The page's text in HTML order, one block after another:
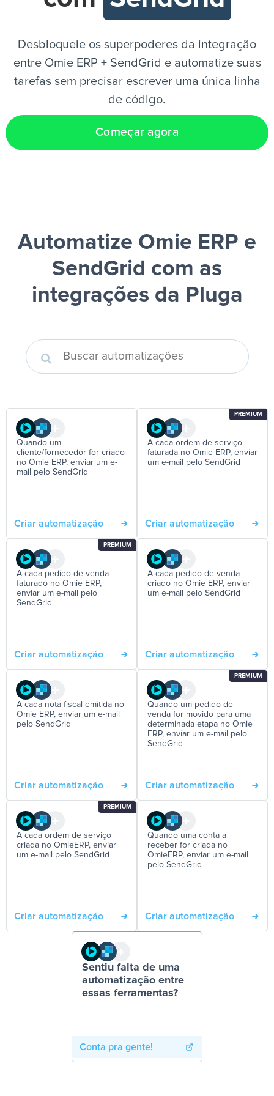
Desbloqueie os superpoderes da integração
entre Omie ERP + SendGrid e automatize suas
tarefas sem precisar escrever uma única linha
de código.
Começar agora
Automatize Omie ERP e
SendGrid com as
integrações da Pluga
Quando um
cliente/fornecedor for criado
no Omie ERP, enviar um e-
mail pelo SendGrid
Criar automatização
PREMIUM
A cada ordem de serviço
faturada no Omie ERP, enviar
um e-mail pelo SendGrid
Criar automatização
PREMIUM
A cada pedido de venda
faturado no Omie ERP,
enviar um e-mail pelo
SendGrid
Criar automatização
A cada pedido de venda
criado no Omie ERP, enviar
um e-mail pelo SendGrid
Criar automatização
A cada nota fiscal emitida no
Omie ERP, enviar um e-mail
pelo SendGrid
Criar automatização
PREMIUM
Quando um pedido de
venda for movido para uma
determinada etapa no Omie
ERP, enviar um e-mail pelo
SendGrid
Criar automatização
PREMIUM
A cada ordem de serviço
criada no OmieERP, enviar
um e-mail pelo SendGrid
Criar automatização
Quando uma conta a
receber for criada no
OmieERP, enviar um e-mail
pelo SendGrid
Criar automatização
Sentiu falta de uma
automatização entre
essas ferramentas?
Conta pra gente!